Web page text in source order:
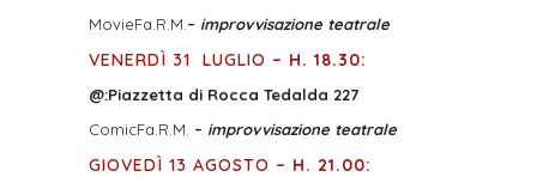
MovieFa.R.M. – improvvisazione teatrale
VENERDÌ 31 LUGLIO – H. 18.30:
@:Piazzetta di Rocca Tedalda 227
ComicFa.R.M. – improvvisazione teatrale
GIOVEDÌ 13 AGOSTO – H. 21.00: